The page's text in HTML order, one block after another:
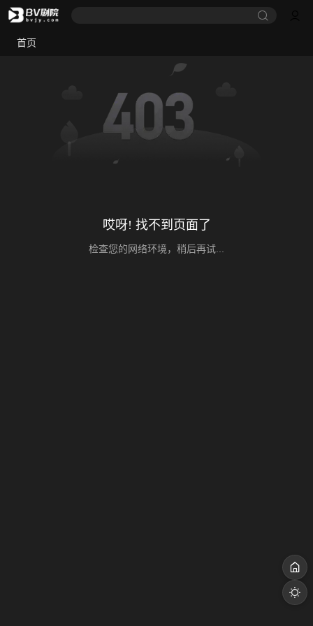
首页
哎呀! 找不到页面了
检查您的网络环境，稍后再试...